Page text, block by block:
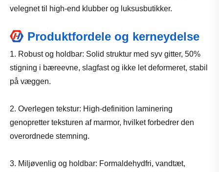
velegnet til high-end klubber og luksusbutikker.
Produktfordele og kerneydelse
1. Robust og holdbar: Solid struktur med syv gitter, 50%
stigning i bæreevne, slagfast og ikke let deformeret, stabil
på væggen.
2. Overlegen tekstur: High-definition laminering
genopretter teksturen af ​​marmor, hvilket forbedrer den
overordnede stemning.
3. Miljøvenlig og holdbar: Formaldehydfri, vandtæt,